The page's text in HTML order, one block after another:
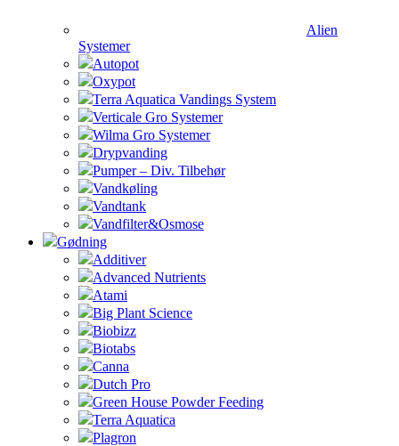
Alien
Systemer
Autopot
Oxypot
Terra Aquatica Vandings System
Verticale Gro Systemer
Wilma Gro Systemer
Drypvanding
Pumper – Div. Tilbehør
Vandkøling
Vandtank
Vandfilter&Osmose
Gødning
Additiver
Advanced Nutrients
Atami
Big Plant Science
Biobizz
Biotabs
Canna
Dutch Pro
Green House Powder Feeding
Terra Aquatica
Plagron